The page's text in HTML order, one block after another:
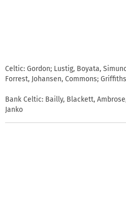
Celtic: Gordon; Lustig, Boyata,
Forrest, Johansen, Commons; Griffiths
Bank Celtic: Bailly, Blackett,
Janko